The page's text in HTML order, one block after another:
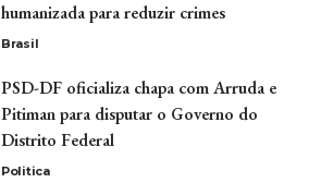
humanizada para reduzir crimes
Brasil
PSD-DF oficializa chapa com Arruda e
Pitiman para disputar o Governo do
Distrito Federal
Politica